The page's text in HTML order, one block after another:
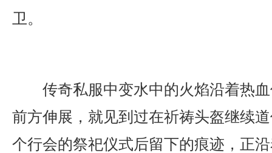
卫。
传奇私服中变水中的火焰沿着热
前方伸展，就见到过在祈祷头盔继续
个行会的祭祀仪式后留下的痕迹，正